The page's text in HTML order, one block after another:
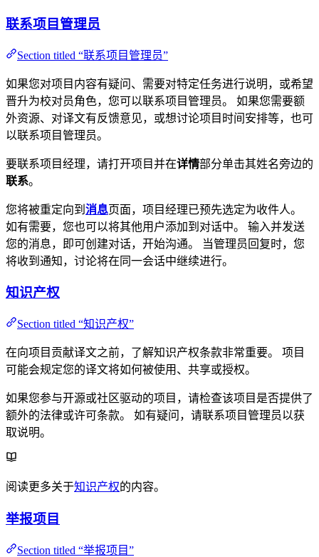
联系项目管理员
Section titled “联系项目管理员”
如果您对项目内容有疑问、需要对特定任务进行说明，或希望
晋升为校对员角色，您可以联系项目管理员。 如果您需要额
外资源、对译文有反馈意见，或想讨论项目时间安排等，也可
以联系项目管理员。
要联系项目经理，请打开项目并在详情部分单击其姓名旁边的
联系。
您将被重定向到 消息页面，项目经理已预先选定为收件人。
如有需要，您也可以将其他用户添加到对话中。 输入并发送
您的消息，即可创建对话，开始沟通。 当管理员回复时，您
将收到通知，讨论将在同一会话中继续进行。
知识产权
Section titled “知识产权”
在向项目贡献译文之前，了解知识产权条款非常重要。 项目
可能会规定您的译文将如何被使用、共享或授权。
如果您参与开源或社区驱动的项目，请检查该项目是否提供了
额外的法律或许可条款。 如有疑问，请联系项目管理员以获
取说明。
阅读更多关于知识产权的内容。
举报项目
Section titled “举报项目”